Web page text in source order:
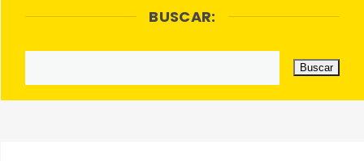
BUSCAR: